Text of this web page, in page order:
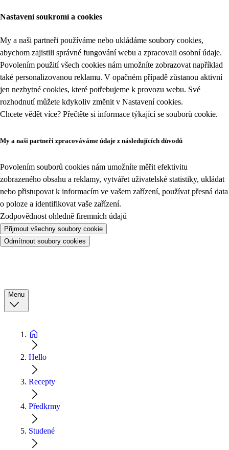
Nastavení soukromí a cookies
My a naši partneři používáme nebo ukládáme soubory cookies,
abychom zajistili správné fungování webu a zpracovali osobní údaje.
Povolením použití všech cookies nám umožníte zobrazovat například
také personalizovanou reklamu. V opačném případě zůstanou aktivní
jen nezbytné cookies, které potřebujeme k provozu webu. Své
rozhodnutí můžete kdykoliv změnit v Nastavení cookies.
Chcete vědět více? Přečtěte si informace týkající se souborů cookie.
My a naši partneři zpracováváme údaje z následujících důvodů
Povolením souborů cookies nám umožníte měřit efektivitu
zobrazeného obsahu a reklamy, vytvářet uživatelské statistiky, ukládat
nebo přistupovat k informacím ve vašem zařízení, používat přesná data
o poloze a identifikovat vaše zařízení.
Zodpovědnost ohledně firemních údajů
Přijmout všechny soubory cookie
Odmítnout soubory cookies
Menu
Hello
Recepty
Předkrmy
Studené